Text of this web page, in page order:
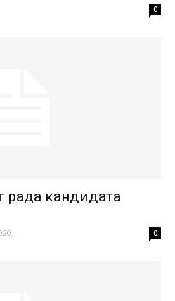
0
рада кандидата
0